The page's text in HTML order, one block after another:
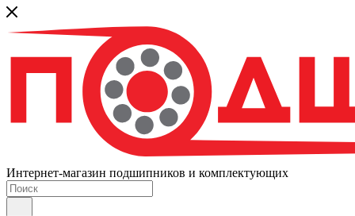
Интернет-магазин подшипников и комплектующих